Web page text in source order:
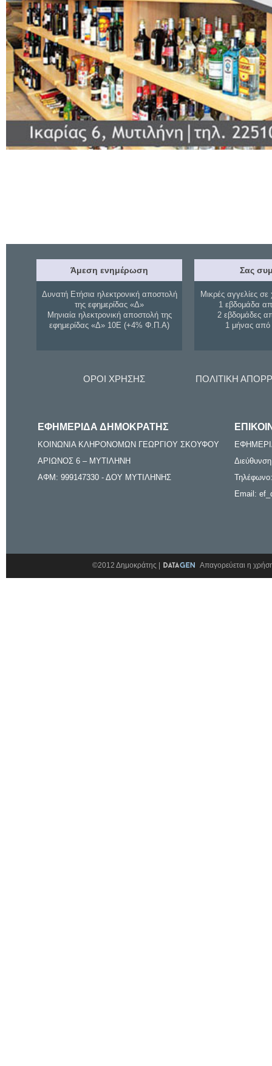
Άμεση ενημέρωση
Δυνατή Ετήσια ηλεκτρονική αποστολή
της εφημερίδας «Δ»
Μηνιαία ηλεκτρονική αποστολή της
εφημερίδας «Δ» 10Ε (+4% Φ.Π.Α)
Σας
Μικρές αγγελίες σε
1 εβδομάδα
2 εβδομάδες
1 μήνας
ΟΡΟΙ ΧΡΗΣΗΣ ΠΟΛΙΤΙΚΗ
ΕΦΗΜΕΡΙΔΑ ΔΗΜΟΚΡΑΤΗΣ
ΚΟΙΝΩΝΙΑ ΚΛΗΡΟΝΟΜΩΝ ΓΕΩΡΓΙΟΥ ΣΚΟΥΦΟΥ
ΑΡΙΩΝΟΣ 6 – ΜΥΤΙΛΗΝΗ
ΑΦΜ: 999147330 - ΔΟΥ ΜΥΤΙΛΗΝΗΣ
Email:
©2012 Δημοκράτης | Απαγορεύεται η